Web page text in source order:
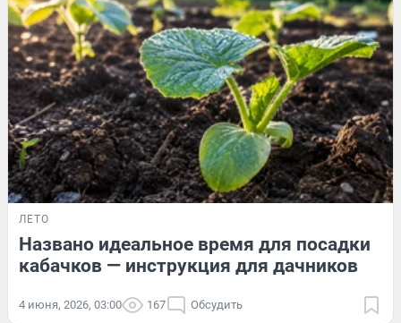
ЛЕТО
Названо идеальное время для посадки
кабачков — инструкция для дачников
4 июня, 2026, 03:00 167 Обсудить